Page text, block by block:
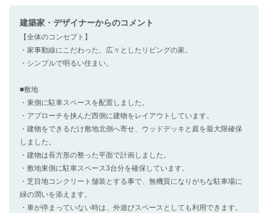
建築家・デザイナーからのコメント
【全体のコンセプト】
・家事動線にこだわった、広々としたリビングの家。
・シンプルで明るい住まい。
■敷地
・東側に駐車スペースを配置しました。
・アプローチを挟んだ西側に建物をレイアウトしています。
・建物をできるだけ敷地北側へ寄せ、ウッドデッキと庭を最大限確保
しました。
・建物は長方形の整った平面で計画しました。
・敷地東側に駐車スペース3台分を確保しています。
・芝目地コンクリート舗装とする事で、無機質になりがちな駐車場に
緑の潤いを添えます。
・車が停まっていない時は、外遊びスペースとしても利用できます。